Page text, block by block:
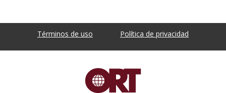
Términos de uso Política de privacidad